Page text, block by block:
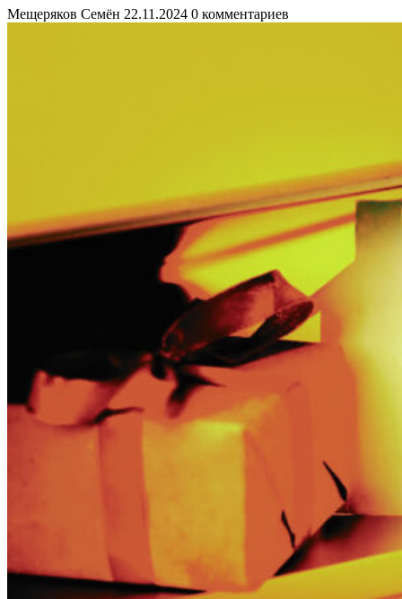
Мещеряков Семён 22.11.2024 0 комментариев